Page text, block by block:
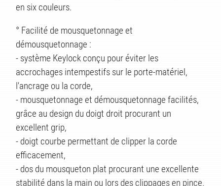
en six couleurs.
° Facilité de mousquetonnage et
démousquetonnage :
- système Keylock conçu pour éviter les
accrochages intempestifs sur le porte-matériel,
l'ancrage ou la corde,
- mousquetonnage et démousquetonnage facilités,
grâce au design du doigt droit procurant un
excellent grip,
- doigt courbe permettant de clipper la corde
efficacement,
- dos du mousqueton plat procurant une excellente
stabilité dans la main ou lors des clippages en pince.